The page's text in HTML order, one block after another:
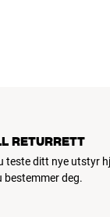
RETURRETT
teste ditt nye utstyr
bestemmer deg.